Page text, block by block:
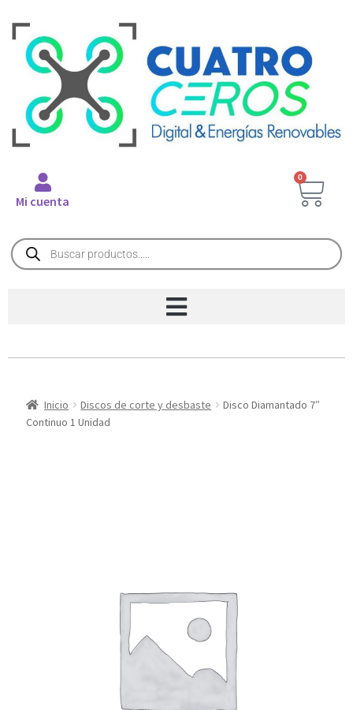
Mi cuenta
0
Inicio Discos de corte y desbaste
Disco Diamantado 7″
Continuo 1 Unidad